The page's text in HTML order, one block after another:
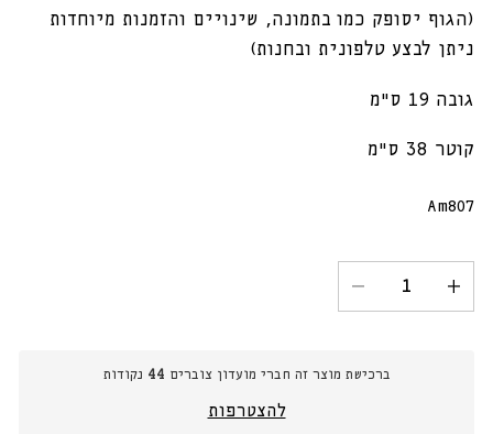
(הגוף יסופק כמו בתמונה, שינויים והזמנות מיוחדות
ניתן לבצע טלפונית ובחנות)
גובה 19 ס״מ
קוטר 38 ס״מ
מק"ט:
Am807
הגדל
כמות
כמות
תליה
ברכישת מוצר זה חברי מועדון צוברים 44 נקודות
להצטרפות